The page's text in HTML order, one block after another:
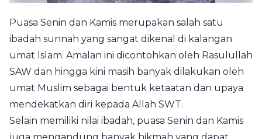
Puasa Senin dan Kamis merupakan salah satu
ibadah sunnah yang sangat dikenal di kalangan
umat Islam. Amalan ini dicontohkan oleh Rasulullah
SAW dan hingga kini masih banyak dilakukan oleh
umat Muslim sebagai bentuk ketaatan dan upaya
mendekatkan diri kepada Allah SWT.
Selain memiliki nilai ibadah, puasa Senin dan Kamis